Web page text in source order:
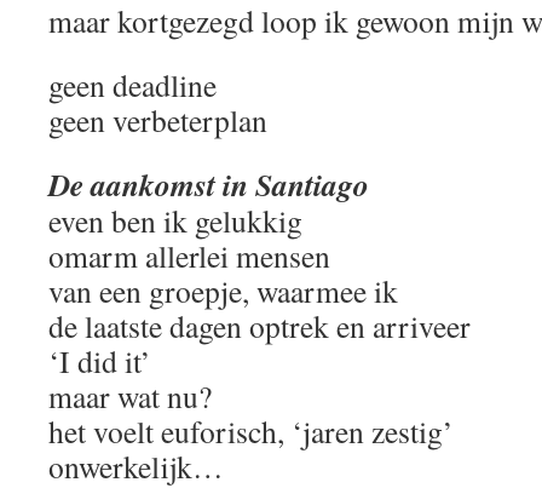
maar kortgezegd loop ik gewoon mijn
geen deadline
geen verbeterplan
De aankomst in Santiago
even ben ik gelukkig
omarm allerlei mensen
van een groepje, waarmee ik
de laatste dagen optrek en arriveer
‘I did it’
maar wat nu?
het voelt euforisch, ‘jaren zestig’
onwerkelijk…